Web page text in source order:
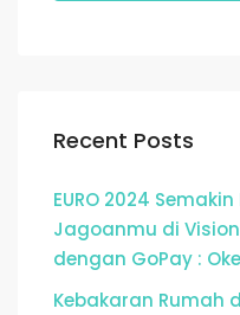
Recent Posts
EURO 2024
Jagoanmu di
dengan GoPay :
Kebakaran Rumah